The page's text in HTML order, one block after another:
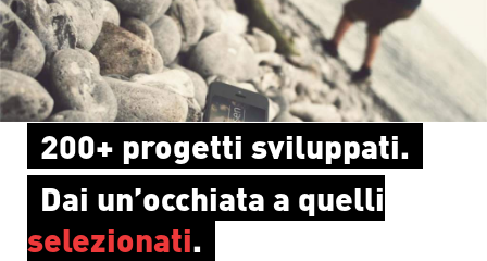
200+ progetti sviluppati.
Dai un’occhiata a quelli
selezionati.